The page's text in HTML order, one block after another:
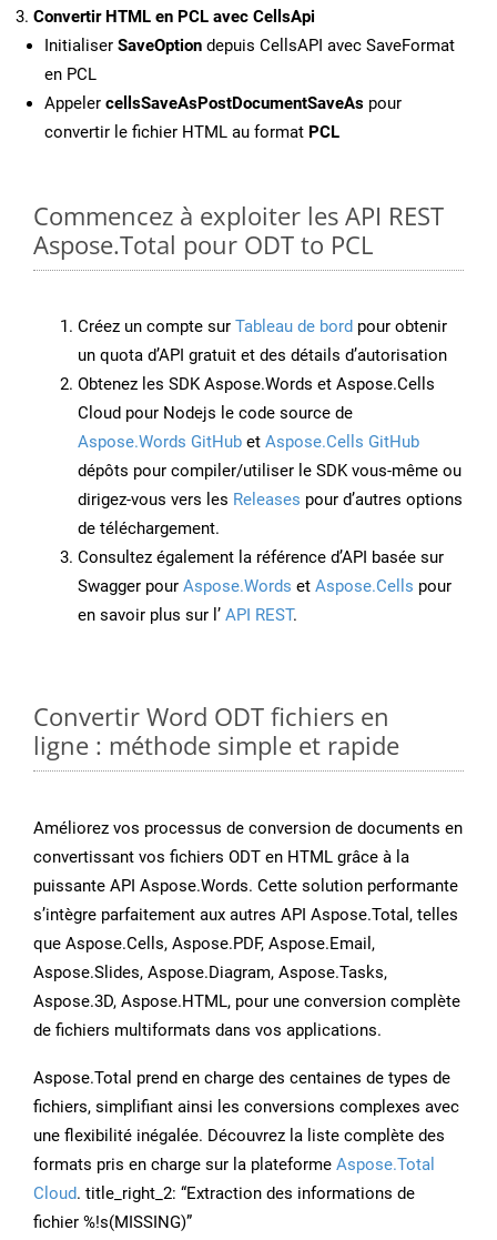
Convertir HTML en PCL avec CellsApi
Initialiser SaveOption depuis CellsAPI avec SaveFormat
en PCL
Appeler cellsSaveAsPostDocumentSaveAs pour
convertir le fichier HTML au format PCL
Commencez à exploiter les API REST
Aspose.Total pour ODT to PCL
Créez un compte sur Tableau de bord pour obtenir
un quota d’API gratuit et des détails d’autorisation
Obtenez les SDK Aspose.Words et Aspose.Cells
Cloud pour Nodejs le code source de
Aspose.Words GitHub et Aspose.Cells GitHub
dépôts pour compiler/utiliser le SDK vous-même ou
dirigez-vous vers les Releases pour d’autres options
de téléchargement.
Consultez également la référence d’API basée sur
Swagger pour Aspose.Words et Aspose.Cells pour
en savoir plus sur l’ API REST.
Convertir Word ODT fichiers en
ligne : méthode simple et rapide
Améliorez vos processus de conversion de documents en
convertissant vos fichiers ODT en HTML grâce à la
puissante API Aspose.Words. Cette solution performante
s’intègre parfaitement aux autres API Aspose.Total, telles
que Aspose.Cells, Aspose.PDF, Aspose.Email,
Aspose.Slides, Aspose.Diagram, Aspose.Tasks,
Aspose.3D, Aspose.HTML, pour une conversion complète
de fichiers multiformats dans vos applications.
Aspose.Total prend en charge des centaines de types de
fichiers, simplifiant ainsi les conversions complexes avec
une flexibilité inégalée. Découvrez la liste complète des
formats pris en charge sur la plateforme Aspose.Total
Cloud. title_right_2: “Extraction des informations de
fichier %!s(MISSING)”